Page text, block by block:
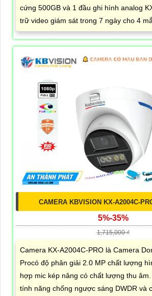
cứng 500GB và 1 đầu ghi hình analog
trữ video giám sát trong 7 ngày cho 4
CAMERA KBVISION KX-A2004C-
5%-35%
1,715,000 ₫
Camera KX-A2004C-PRO là Camera
Procó độ phân giải 2.0 MP chất lượng
hợp mic kép nâng có chất lượng thu
tính năng chống ngược sáng DWDR và